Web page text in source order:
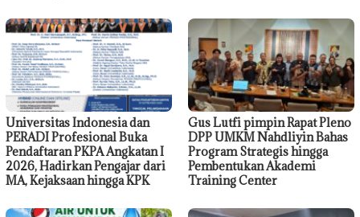
Universitas Indonesia dan
PERADI Profesional Buka
Pendaftaran PKPA Angkatan I
2026, Hadirkan Pengajar dari
MA, Kejaksaan hingga KPK
Gus Lutfi pimpin Rapat Pleno
DPP UMKM Nahdliyin Bahas
Program Strategis hingga
Pembentukan Akademi
Training Center